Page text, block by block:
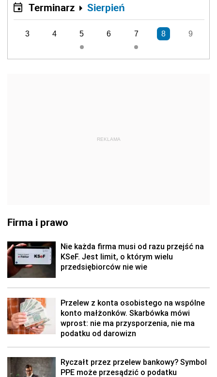
Terminarz Sierpień
3 4 5 6 7 8 9
REKLAMA
Firma i prawo
Nie każda firma musi od razu przejść na
KSeF. Jest limit, o którym wielu
przedsiębiorców nie wie
Przelew z konta osobistego na wspólne
konto małżonków. Skarbówka mówi
wprost: nie ma przysporzenia, nie ma
podatku od darowizn
Ryczałt przez przelew bankowy? Symbol
PPE może przesądzić o podatku